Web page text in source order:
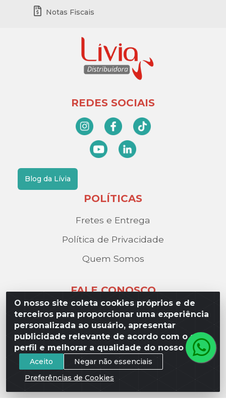
O nosso site coleta cookies próprios e de
terceiros para proporcionar uma experiência
personalizada ao usuário, apresentar
publicidade relevante de acordo com o seu
perfil e melhorar a qualidade do nosso site.
Aceito
Negar não essenciais
Preferências de Cookies
Notas Fiscais
REDES SOCIAIS
Blog da Lívia
POLÍTICAS
Fretes e Entrega
Política de Privacidade
Quem Somos
FALE CONOSCO
(17) 3209-9595
contato@liviadistribuidora.com.br
BAIXE NOSSO APP